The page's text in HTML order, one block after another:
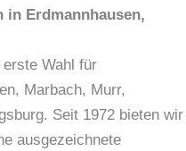
in Erdmannhausen,
Wahl für
Marbach, Murr,
Seit 1972 bieten wir
ausgezeichnete